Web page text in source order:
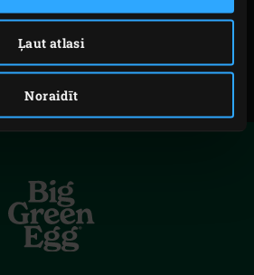
Ļaut atlasi
Noraidīt